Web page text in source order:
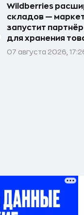
Wildberries
складов —
запустит
для хранения
07 августа 2026,